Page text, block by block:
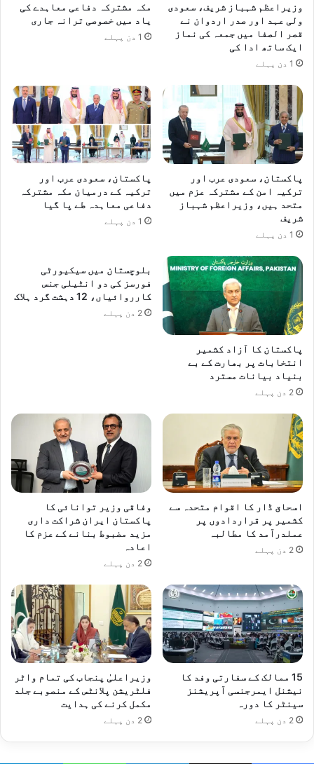
وزیراعظم شہباز شریف، سعودی
ولی عہد اور صدر اردوان نے
قصر الصفا میں جمعہ کی نماز
ایک ساتھ ادا کی
1 دن پہلے
مکہ مشترکہ دفاعی معاہدے کی
یاد میں خصوصی ترانہ جاری
1 دن پہلے
پاکستان، سعودی عرب اور
ترکیہ امن کے مشترکہ عزم میں
متحد ہیں، وزیراعظم شہباز
شریف
1 دن پہلے
پاکستان، سعودی عرب اور
ترکیہ کے درمیان مکہ مشترکہ
دفاعی معاہدہ طے پا گیا
1 دن پہلے
پاکستان کا آزاد کشمیر
انتخابات پر بھارت کے بے
بنیاد بیانات مسترد
2 دن پہلے
بلوچستان میں سیکیورٹی
فورسز کی دو انٹیلی جنس
کارروائیاں، 12 دہشت گرد ہلاک
2 دن پہلے
اسحاق ڈار کا اقوام متحدہ سے
کشمیر پر قراردادوں پر
عملدرآمد کا مطالبہ
2 دن پہلے
وفاقی وزیر توانائی کا
پاکستان ایران شراکت داری
مزید مضبوط بنانے کے عزم کا
اعادہ
2 دن پہلے
15 ممالک کے سفارتی وفد کا
نیشنل ایمرجنسی آپریشنز
سینٹر کا دورہ
2 دن پہلے
وزیراعلیٰ پنجاب کی تمام واٹر
فلٹریشن پلانٹس کے منصوبے جلد
مکمل کرنے کی ہدایت
2 دن پہلے